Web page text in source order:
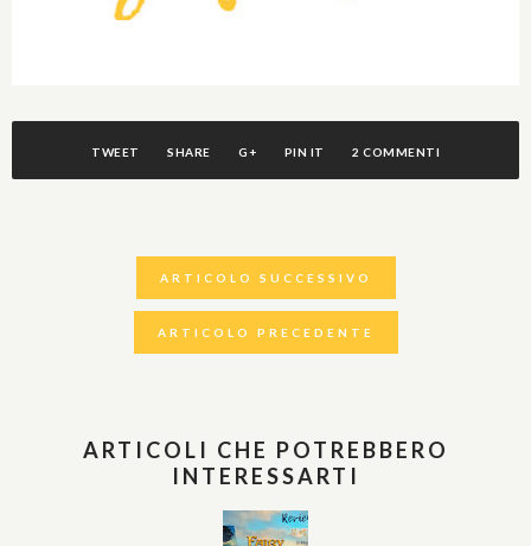
TWEET SHARE G+ PIN IT 2 COMMENTI
ARTICOLO SUCCESSIVO
ARTICOLO PRECEDENTE
ARTICOLI CHE POTREBBERO
INTERESSARTI